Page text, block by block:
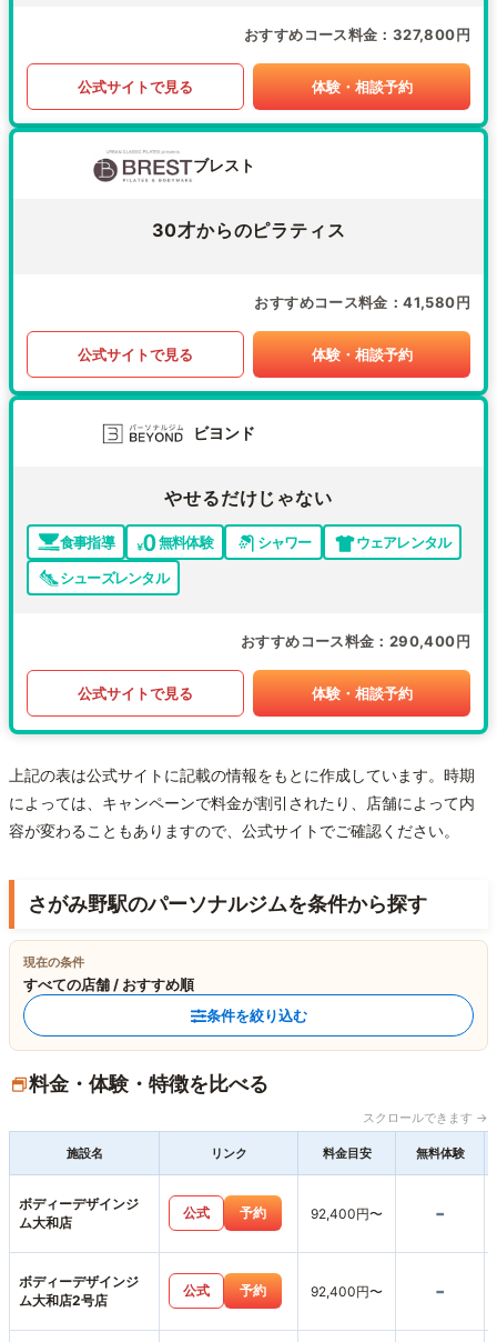
おすすめコース料金 327,800円
公式サイトで見る 体験・相談予約
ブレスト
30才からのピラティス
おすすめコース料金 41,580円
公式サイトで見る 体験・相談予約
ビヨンド
やせるだけじゃない
食事指導 無料体験 シャワー
ウェアレンタル
シューズレンタル
おすすめコース料金 290,400円
公式サイトで見る 体験・相談予約
上記の表は公式サイトに記載の情報をもとに作成しています。時期
によっては、キャンペーンで料金が割引されたり、店舗によって内
容が変わることもありますので、公式サイトでご確認ください。
さがみ野駅のパーソナルジムを条件から探す
現在の条件
すべての店舗 / おすすめ順
条件を絞り込む
料金・体験・特徴を比べる
スクロールできます →
施設名 リンク 料金目安 無料体験
ボディーデザインジ
ム大和店
公式 予約 92,400円〜 -
ボディーデザインジ
ム大和店2号店
公式 予約 92,400円〜 -